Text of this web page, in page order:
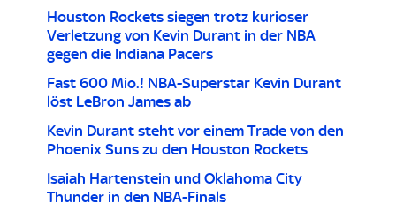
Houston Rockets siegen trotz kurioser
Verletzung von Kevin Durant in der NBA
gegen die Indiana Pacers
Fast 600 Mio.! NBA-Superstar Kevin Durant
löst LeBron James ab
Kevin Durant steht vor einem Trade von den
Phoenix Suns zu den Houston Rockets
Isaiah Hartenstein und Oklahoma City
Thunder in den NBA-Finals